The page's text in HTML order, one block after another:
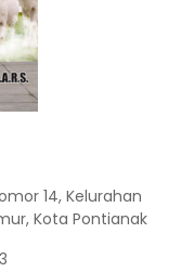
14, Kelurahan
Kota Pontianak